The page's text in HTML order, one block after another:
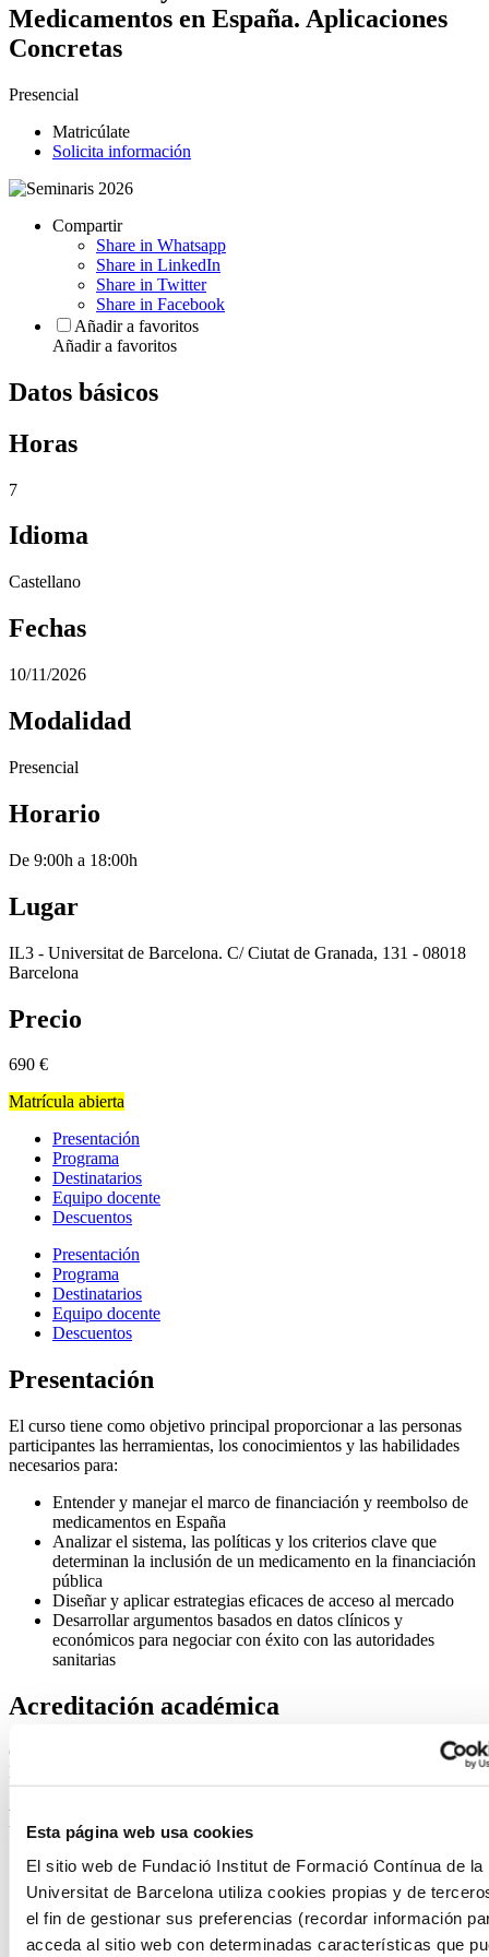
Esta página web usa cookies
El sitio web de Fundació Institut de Formació Contínua de la
Universitat de Barcelona utiliza cookies propias y de
el fin de gestionar sus preferencias (recordar información
acceda al sitio web con determinadas características que
Medicamentos en España. Aplicaciones
Concretas
Presencial
Matricúlate
Solicita información
Compartir
Share in Whatsapp
Share in LinkedIn
Share in Twitter
Share in Facebook
Añadir a favoritos
Añadir a favoritos
Datos básicos
Horas
7
Idioma
Castellano
Fechas
10/11/2026
Modalidad
Presencial
Horario
De 9:00h a 18:00h
Lugar
IL3 - Universitat de Barcelona. C/ Ciutat de Granada, 131 - 08018
Barcelona
Precio
690 €
Matrícula abierta
Presentación
Programa
Destinatarios
Equipo docente
Descuentos
Presentación
Programa
Destinatarios
Equipo docente
Descuentos
Presentación
El curso tiene como objetivo principal proporcionar a las personas
participantes las herramientas, los conocimientos y las habilidades
necesarios para:
Entender y manejar el marco de financiación y reembolso de
medicamentos en España
Analizar el sistema, las políticas y los criterios clave que
determinan la inclusión de un medicamento en la financiación
pública
Diseñar y aplicar estrategias eficaces de acceso al mercado
Desarrollar argumentos basados en datos clínicos y
económicos para negociar con éxito con las autoridades
sanitarias
Acreditación académica
Certificado de Asistencia por el Instituto de Formación Continua de
la Universitat de Barcelona.
Programa
09:00-09:15 | Bienvenida e introducción al programa
09:15-10:00 | Marco general de financiación y reembolso en
España: funcionamiento y principales actores
10:00-11:00 | Proceso de toma de decisiones en financiación y
reembolso